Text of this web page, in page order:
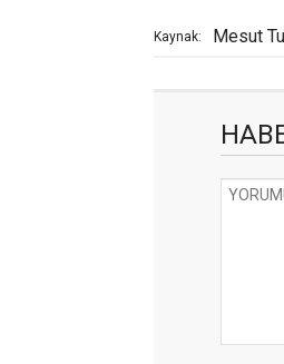
Kaynak: Mesut